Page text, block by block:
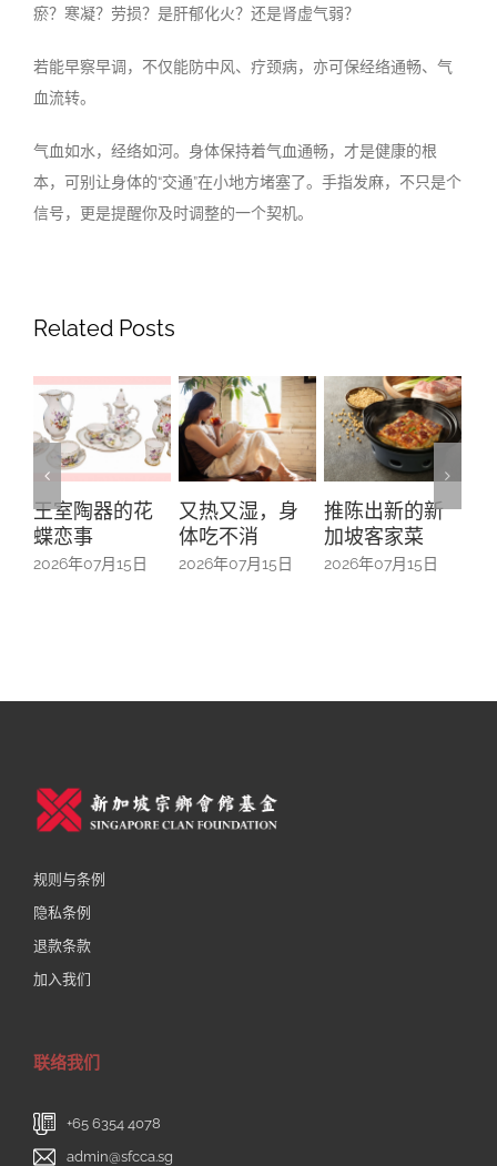
瘀？寒凝？劳损？是肝郁化火？还是肾虚气弱？
若能早察早调，不仅能防中风、疗颈病，亦可保经络通畅、气
血流转。
气血如水，经络如河。身体保持着气血通畅，才是健康的根
本，可别让身体的“交通”在小地方堵塞了。手指发麻，不只是个
信号，更是提醒你及时调整的一个契机。
Related Posts
又热又湿，身
体吃不消
2026年07月15日
推陈出新的新
加坡客家菜
2026年07月15日
“五帮共融”系列
之广东人—从南
来移民到本土
联络我们